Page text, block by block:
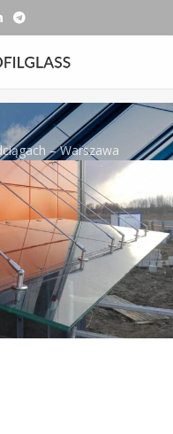
– Warszawa